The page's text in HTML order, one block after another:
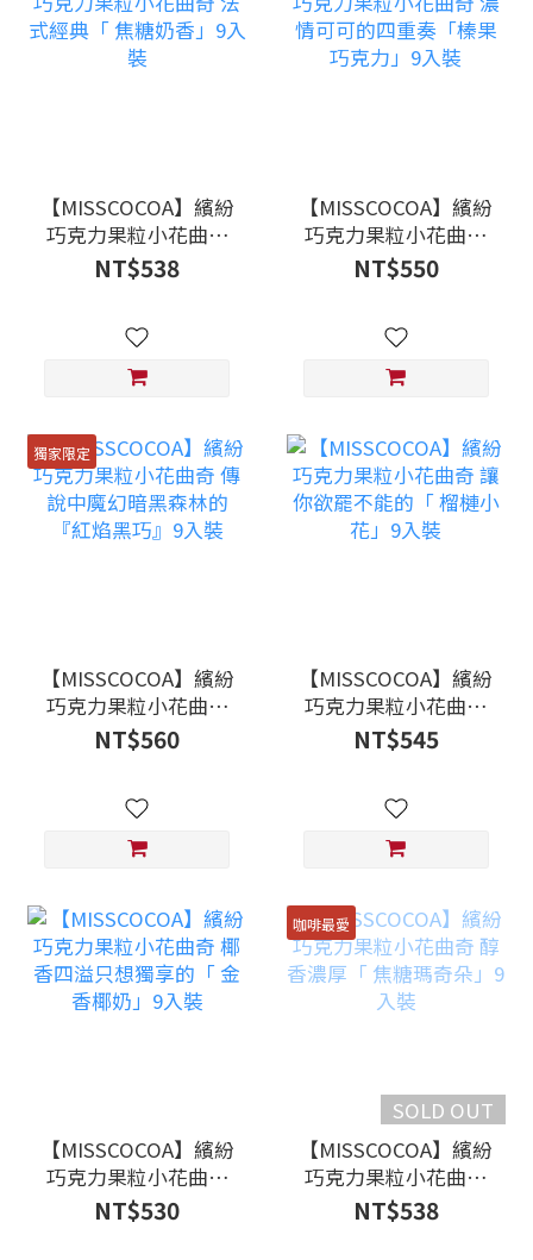
【MISSCOCOA】繽紛
巧克力果粒小花曲奇
法式經典「 焦糖奶
香」9入裝
NT$538
【MISSCOCOA】繽紛
巧克力果粒小花曲奇
濃情可可的四重奏
「榛果巧克力」9入裝
NT$550
獨家限定
【MISSCOCOA】繽紛
巧克力果粒小花曲奇
傳說中魔幻暗黑森林
的『紅焰黑巧』9入裝
NT$560
【MISSCOCOA】繽紛
巧克力果粒小花曲奇
讓你欲罷不能的「 榴
槤小花」9入裝
NT$545
【MISSCOCOA】繽紛
巧克力果粒小花曲奇
椰香四溢只想獨享的
「 金香椰奶」9入裝
NT$530
咖啡最愛
SOLD OUT
【MISSCOCOA】繽紛
巧克力果粒小花曲奇
醇香濃厚「 焦糖瑪奇
朵」9入裝
NT$538